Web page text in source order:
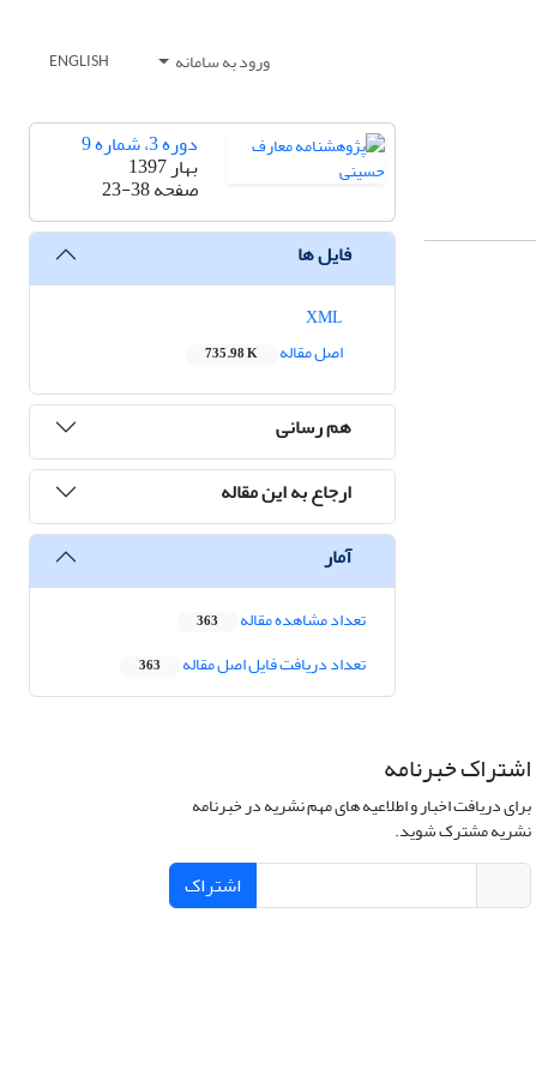
ورود به سامانه ENGLISH
دوره 3، شماره 9
بهار 1397
صفحه23-38
فایل ها
اصل مقاله
735.98 K
هم رسانی
ارجاع به این مقاله
آمار
تعداد مشاهده مقاله 363
تعداد دریافت فایل اصل مقاله 363
اشتراک خبرنامه
برای دریافت اخبار و اطلاعیه های مهم نشریه در خبرنامه
نشریه مشترک شوید.
اشتراک